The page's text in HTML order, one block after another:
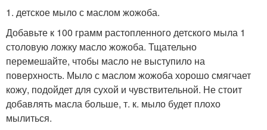
1. детское мыло с маслом жожоба.
Добавьте к 100 грамм растопленного детского мыла 1
столовую ложку масло жожоба. Тщательно
перемешайте, чтобы масло не выступило на
поверхность. Мыло с маслом жожоба хорошо смягчает
кожу, подойдет для сухой и чувствительной. Не стоит
добавлять масла больше, т. к. мыло будет плохо
мылиться.